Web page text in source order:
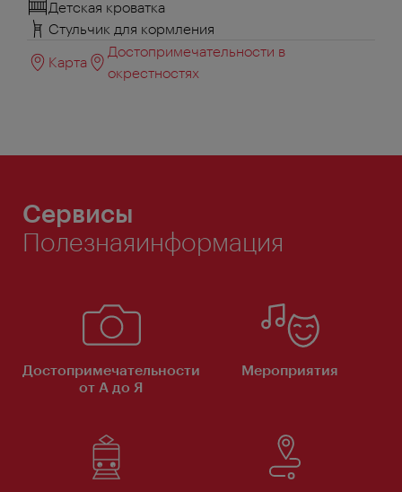
Детская кроватка
Стульчик для кормления
Карта
Достопримечательности в
окрестностях
Сервисы
Полезнаяинформация
Достопримечательности
от А до Я
Мероприятия